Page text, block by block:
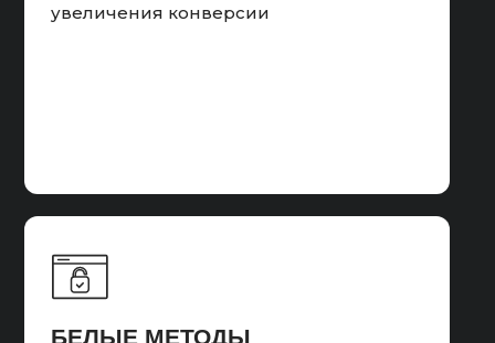
БЕЛЫЕ МЕТОДЫ
увеличения конверсии